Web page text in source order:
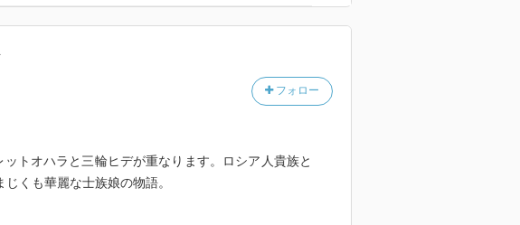
フォロー
トオハラと三輪ヒデが重なります。ロシア人貴族と
くも華麗な士族娘の物語。